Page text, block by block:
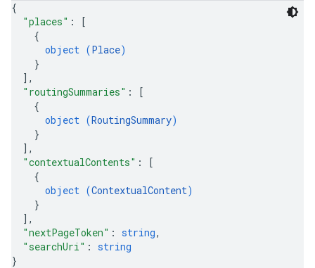
{
"places" :
[
{
object (Place)
}
] ,
"routingSummaries" :
[
{
object (RoutingSummary)
}
] ,
"contextualContents" :
[
{
object (ContextualContent)
}
] ,
"nextPageToken" : string,
"searchUri" : string
}